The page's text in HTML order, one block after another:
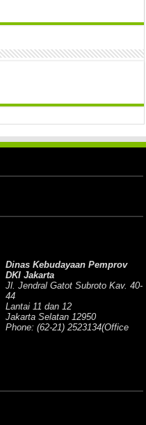
Dinas Kebudayaan Pemprov
DKI Jakarta
Jl. Jendral Gatot Subroto Kav. 40-
44
Lantai 11 dan 12
Jakarta Selatan 12950
Phone: (62-21) 2523134(Office